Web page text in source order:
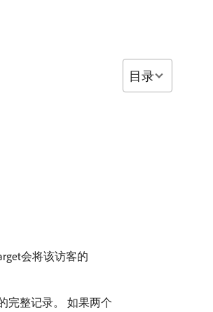
会将该访客的
完整记录。 如果两个
目录